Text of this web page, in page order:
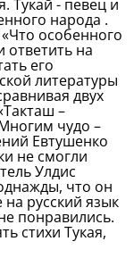
Тукай - певец и
народа .
особенного
ответить на
его
литературы
двух
–
чудо –
Евтушенко
не смогли
Улдис
что он
на русский язык
понравились.
стихи Тукая,